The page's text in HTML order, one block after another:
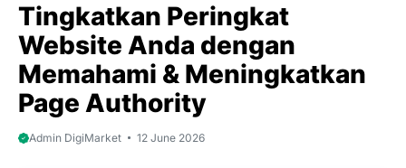
Tingkatkan Peringkat
Website Anda dengan
Memahami & Meningkatkan
Page Authority
Admin DigiMarket 12 June 2026